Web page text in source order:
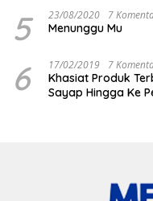
5 23/08/2020 7
Menunggu Mu
6 17/02/2019 7
Khasiat Produk
Sayap Hingga Ke